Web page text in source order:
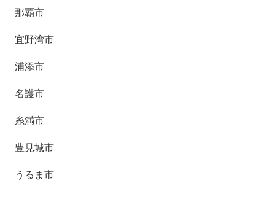
那覇市
宜野湾市
浦添市
名護市
糸満市
豊見城市
うるま市